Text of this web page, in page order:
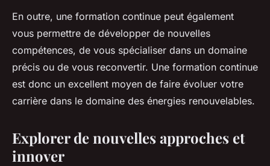
En outre, une formation continue peut également
vous permettre de développer de nouvelles
compétences, de vous spécialiser dans un domaine
précis ou de vous reconvertir. Une formation continue
est donc un excellent moyen de faire évoluer votre
carrière dans le domaine des énergies renouvelables.
Explorer de nouvelles approches et
innover